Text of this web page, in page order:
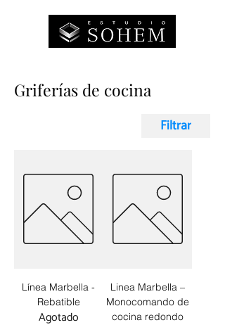
Griferías de cocina
Filtrar
Línea Marbella -
Rebatible
Agotado
Linea Marbella –
Monocomando de
cocina redondo